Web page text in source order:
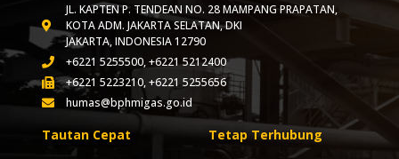
JL. KAPTEN P. TENDEAN NO. 28 MAMPANG PRAPATAN,
KOTA ADM. JAKARTA SELATAN, DKI
JAKARTA, INDONESIA 12790
+6221 5255500, +6221 5212400
+6221 5223210, +6221 5255656
humas@bphmigas.go.id
Tautan Cepat Tetap Terhubung